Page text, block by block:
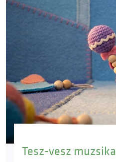
Tesz-vesz muzsika